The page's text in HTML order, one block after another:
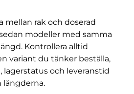
mellan rak och doserad
modeller med samma
Kontrollera alltid
variant du tänker beställa,
lagerstatus och leveranstid
längderna.